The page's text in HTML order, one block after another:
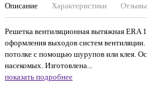
Описание Характеристики Отзывы
Решетка вентиляционная вытяжная ERA
оформления выходов систем вентиляции.
потолке с помощью шурупов или клея.
насекомых. Изготовлена...
показать подробнее